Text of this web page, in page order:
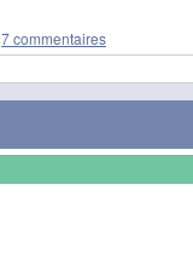
7 commentaires